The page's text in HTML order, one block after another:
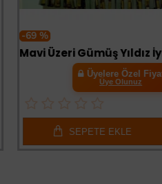
-69 %
Üyelere Özel Fiyat
Üye Olunuz
SEPETE EKLE